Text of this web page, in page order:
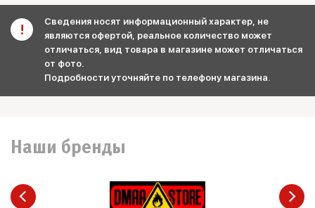
Сведения носят информационный характер, не
являются офертой, реальное количество может
отличаться, вид товара в магазине может отличаться
от фото.
Подробности уточняйте по телефону магазина.
Наши бренды